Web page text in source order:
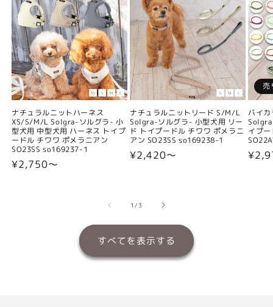
ナチュラルニットハーネス
XS/S/M/L Solgra-ソルグラ- 小
型犬用 中型犬用 ハーネス トイプ
ードル チワワ ポメラニアン
SO23SS so169237-1
通
¥2,750〜
ナチュラルニットリード S/M/L
Solgra-ソルグラ- 小型犬用 リー
ド トイプードル チワワ ポメラニ
アン SO23SS so169238-1
通
格
¥2,420〜
売
バイ
イプ
通
1/の
3
すべてを表示する